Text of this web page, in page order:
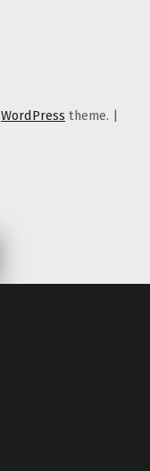
WordPress theme. |